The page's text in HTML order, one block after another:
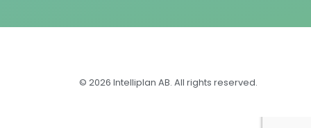
© 2026 Intelliplan AB. All rights reserved.